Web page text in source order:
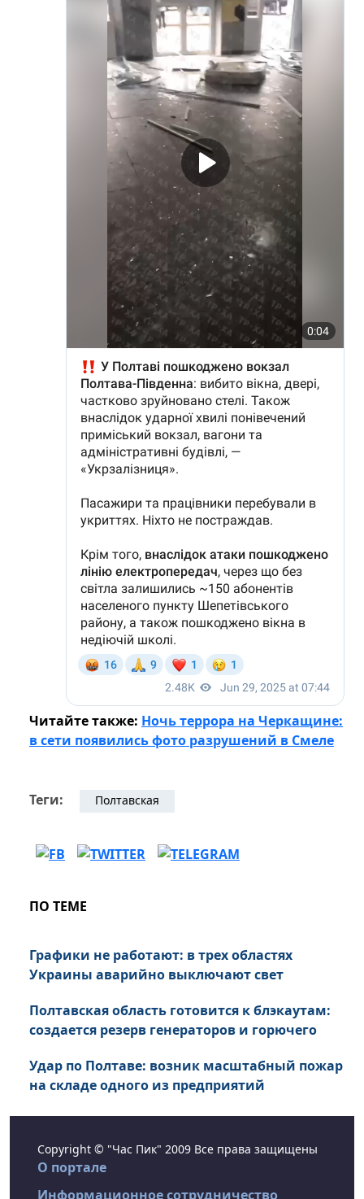
Читайте также: Ночь террора на Черкащине:
в сети появились фото разрушений в Смеле
Теги: Полтавская
ПО ТЕМЕ
Графики не работают: в трех областях
Украины аварийно выключают свет
Полтавская область готовится к блэкаутам:
создается резерв генераторов и горючего
Удар по Полтаве: возник масштабный пожар
на складе одного из предприятий
Copyright © "Час Пик" 2009 Все права защищены
О портале
Информационное сотрудничество